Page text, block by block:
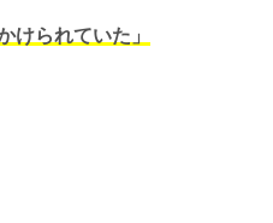
けられていた」